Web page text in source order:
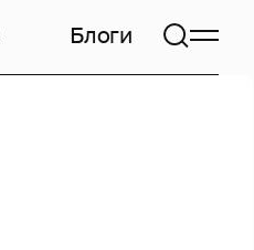
Блоги